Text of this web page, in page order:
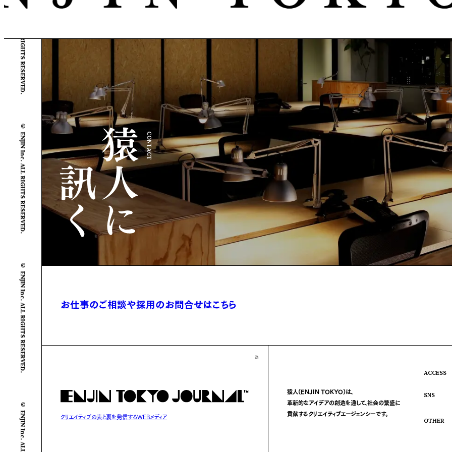
© ENJIN Inc. ALL RIGHTS RESERVED.
© ENJIN Inc. ALL RIGHTS RESERVED.
© ENJIN Inc. ALL RIGHTS RESERVED.
CONTACT
お仕事のご相談や採用のお問合せはこちら
猿人(ENJIN TOKYO)は、
革新的なアイデアの創造を通して、社会の繁盛に
貢献するクリエイティブエージェンシーです。
ACCESS
SNS
OTHER
クリエイティブの表と裏を発信するWEBメディア